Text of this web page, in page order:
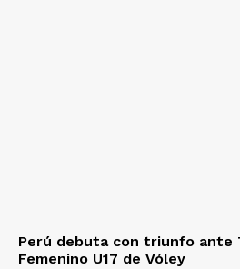
Perú debuta con triunfo ante
Femenino U17 de Vóley